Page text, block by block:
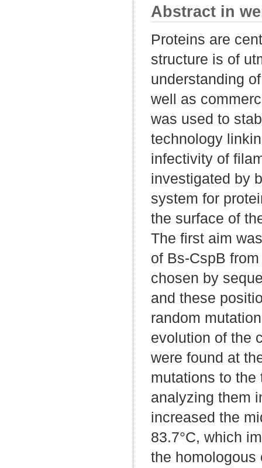
Abstract in
Proteins are
structure is of
understanding
well as
was used to
technology
infectivity of
investigated by
system for
the surface of
The first aim
of Bs-CspB
chosen by
and these
random
evolution of the
were found at
mutations to
analyzing them
increased the
83.7°C, which
the homologous